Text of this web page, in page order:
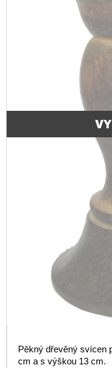
Pěkný dřevěný svícen
cm a s výškou 13 cm.